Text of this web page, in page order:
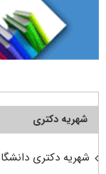
شهریه دکتری
شهریه دکتری